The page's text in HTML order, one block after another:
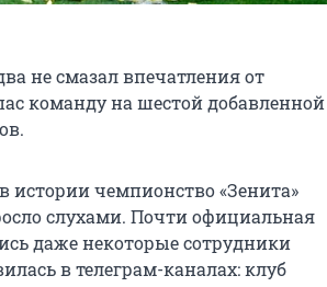
не смазал впечатления от
команду на шестой добавленной
истории чемпионство «Зенита»
слухами. Почти официальная
даже некоторые сотрудники
в телеграм-каналах: клуб